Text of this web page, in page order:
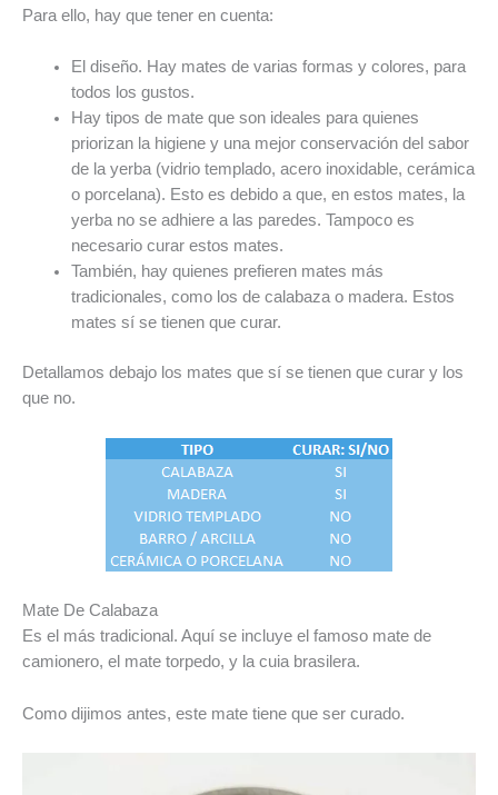
Para ello, hay que tener en cuenta:
El diseño. Hay mates de varias formas y colores, para
todos los gustos.
Hay tipos de mate que son ideales para quienes
priorizan la higiene y una mejor conservación del sabor
de la yerba (vidrio templado, acero inoxidable, cerámica
o porcelana). Esto es debido a que, en estos mates, la
yerba no se adhiere a las paredes. Tampoco es
necesario curar estos mates.
También, hay quienes prefieren mates más
tradicionales, como los de calabaza o madera. Estos
mates sí se tienen que curar.
Detallamos debajo los mates que sí se tienen que curar y los
que no.
Mate De Calabaza
Es el más tradicional. Aquí se incluye el famoso mate de
camionero, el mate torpedo, y la cuia brasilera.
Como dijimos antes, este mate tiene que ser curado.